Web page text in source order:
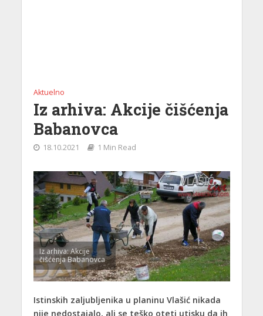
Aktuelno
Iz arhiva: Akcije čišćenja
Babanovca
18.10.2021 1 Min Read
Iz arhiva: Akcije
čišćenja Babanovca
Istinskih zaljubljenika u planinu Vlašić nikada
nije nedostajalo, ali se teško oteti utisku da ih